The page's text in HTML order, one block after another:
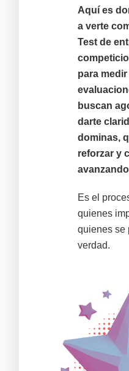
Aquí es
a verte
Test de
para
buscan
darte
dominas,
reforzar y
Es el
quienes
quienes se
verdad.